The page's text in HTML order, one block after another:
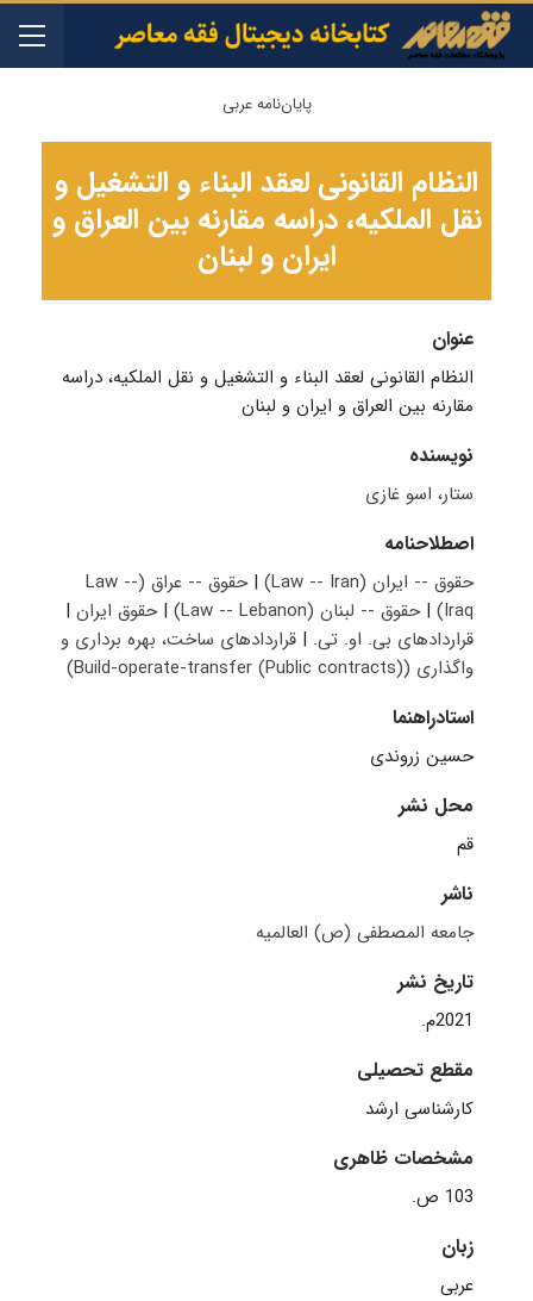
پایان‌نامه عربی
النظام القانونی لعقد البناء و التشغیل و
نقل الملکیه، دراسه مقارنه بین العراق و
ایران و لبنان
عنوان
النظام القانونی لعقد البناء و التشغیل و نقل الملکیه، دراسه
مقارنه بین العراق و ایران و لبنان
نویسنده
ستار، اسو غازی
اصطلاحنامه
حقوق -- ایران (Law -- Iran) |
حقوق -- عراق (Law --
Iraq)
|حقوق -- لبنان (Law -- Lebanon) |حقوق ایران |
قراردادهای بی. او. تی. | قراردادهای ساخت، بهره برداری و
واگذاری (Build-operate-transfer (Public contracts))
استادراهنما
حسین زروندی
محل نشر
قم
ناشر
جامعه المصطفی (ص) العالمیه
تاریخ نشر
2021م.
مقطع تحصیلی
کارشناسی ارشد
مشخصات ظاهری
103 ص.
زبان
عربی